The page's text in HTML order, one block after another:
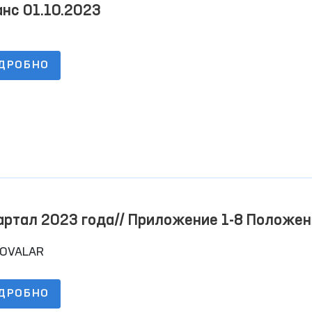
01.10.2023
2023 года// Приложение 1-8
размещения информации на